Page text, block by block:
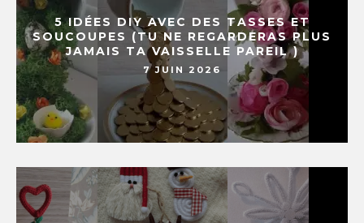
5 IDÉES DIY AVEC DES TASSES ET
SOUCOUPES (TU NE REGARDERAS PLUS
JAMAIS TA VAISSELLE PAREIL )
7 JUIN 2026